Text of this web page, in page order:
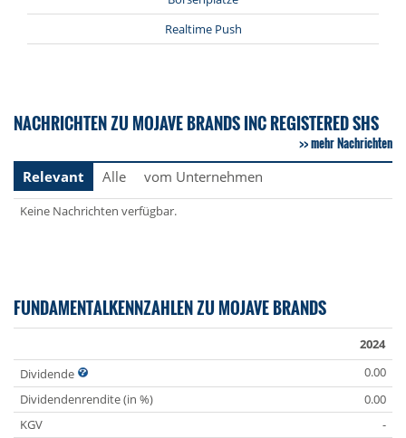
Realtime Push
NACHRICHTEN ZU MOJAVE BRANDS INC REGISTERED SHS
mehr Nachrichten
Relevant
Alle vom Unternehmen
Keine Nachrichten verfügbar.
FUNDAMENTALKENNZAHLEN ZU MOJAVE BRANDS
2024
Dividende
0.00
Dividendenrendite (in %)
0.00
KGV
-